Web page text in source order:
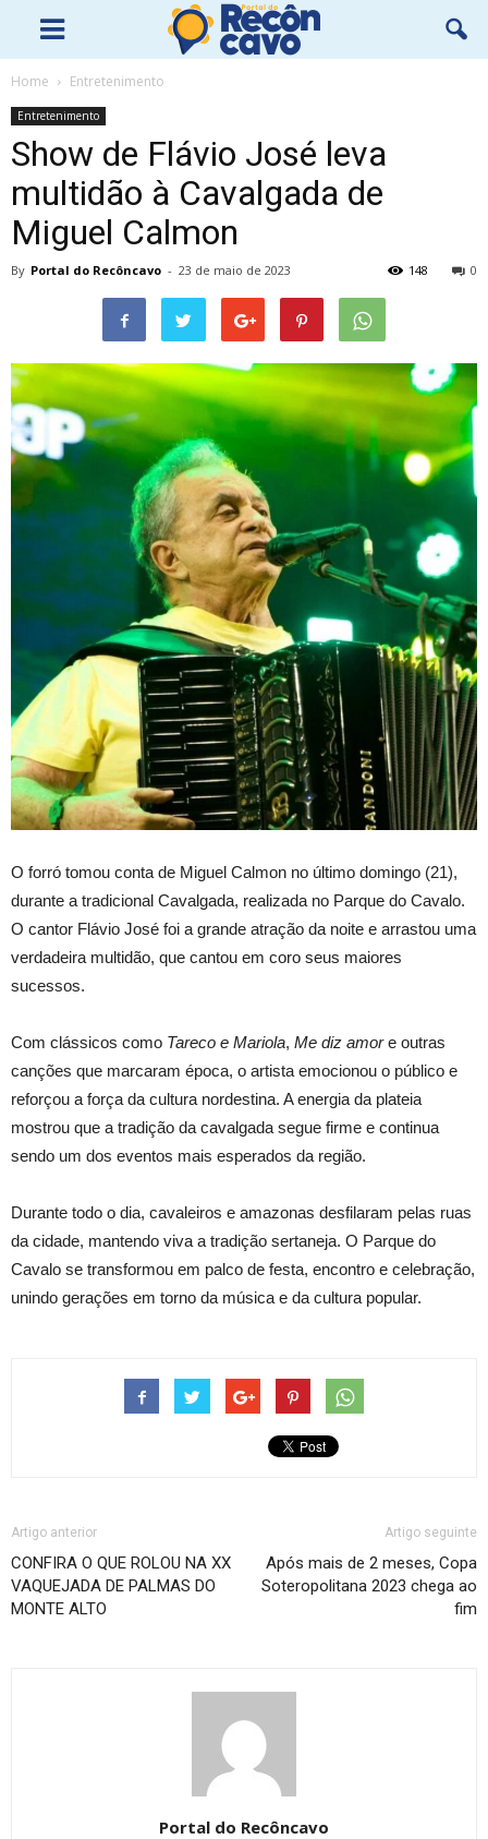
Home Entretenimento
Entretenimento
Show de Flávio José leva
multidão à Cavalgada de
Miguel Calmon
By Portal do Recôncavo - 23 de maio de 2023 0
148
O forró tomou conta de Miguel Calmon no último domingo (21),
durante a tradicional Cavalgada, realizada no Parque do Cavalo.
O cantor Flávio José foi a grande atração da noite e arrastou uma
verdadeira multidão, que cantou em coro seus maiores
sucessos.
Com clássicos como Tareco e Mariola, Me diz amore outras
canções que marcaram época, o artista emocionou o público e
reforçou a força da cultura nordestina. A energia da plateia
mostrou que a tradição da cavalgada segue firme e continua
sendo um dos eventos mais esperados da região.
Durante todo o dia, cavaleiros e amazonas desfilaram pelas ruas
da cidade, mantendo viva a tradição sertaneja. O Parque do
Cavalo se transformou em palco de festa, encontro e celebração,
unindo gerações em torno da música e da cultura popular.
Artigo anterior
CONFIRA O QUE ROLOU NA XX
VAQUEJADA DE PALMAS DO
MONTE ALTO
Artigo seguinte
Após mais de 2 meses, Copa
Soteropolitana 2023 chega ao
fim
Portal do Recôncavo